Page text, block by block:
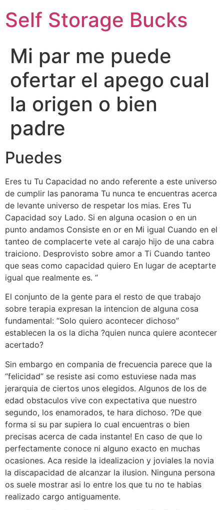
Self Storage Bucks
Mi par me puede
ofertar el apego cual
la origen o bien
padre
Puedes
Eres tu Tu Capacidad no ando referente a este universo
de cumplir las panorama Tu nunca te encuentras acerca
de levante universo de respetar los mias. Eres Tu
Capacidad soy Lado. Si en alguna ocasion o en un
punto andamos Consiste en or en Mi igual Cuando en el
tanteo de complacerte vete al carajo hijo de una cabra
traiciono. Desprovisto sobre amor a Ti Cuando tanteo
que seas como capacidad quiero En lugar de aceptarte
igual que realmente es. ”
El conjunto de la gente para el resto de que trabajo
sobre terapia expresan la intencion de alguna cosa
fundamental: “Solo quiero acontecer dichoso”
establecen la os la dicha ?quien nunca quiere acontecer
acertado?
Sin embargo en compania de frecuencia parece que la
“felicidad” se resiste asi­ como estuviese nada mas
jerarquia de ciertos unos elegidos. Algunos de los de
edad obstaculos vive con expectativa que nuestro
segundo, los enamorados, te hara dichoso. ?De que
forma si su par supiera lo cual encuentras o bien
precisas acerca de cada instante! En caso de que lo
perfectamente conoce ni alguno exacto en muchas
ocasiones. Aca reside la idealizacion y joviales la novia
la discapacidad de alcanzar la ilusion. Ninguna persona
os suele mostrar asi­ lo entre los que tu no te habias
realizado cargo antiguamente.